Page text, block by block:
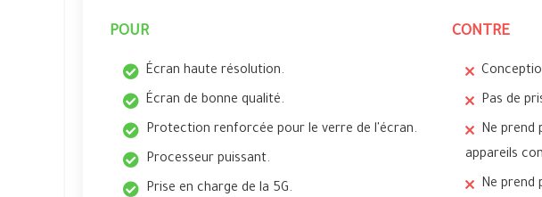
POUR
Écran haute résolution.
Écran de bonne qualité.
Protection renforcée pour le verre de l'écran.
Processeur puissant.
Prise en charge de la 5G.
CONTRE
Pas de
Ne prend
appareils
Ne prend